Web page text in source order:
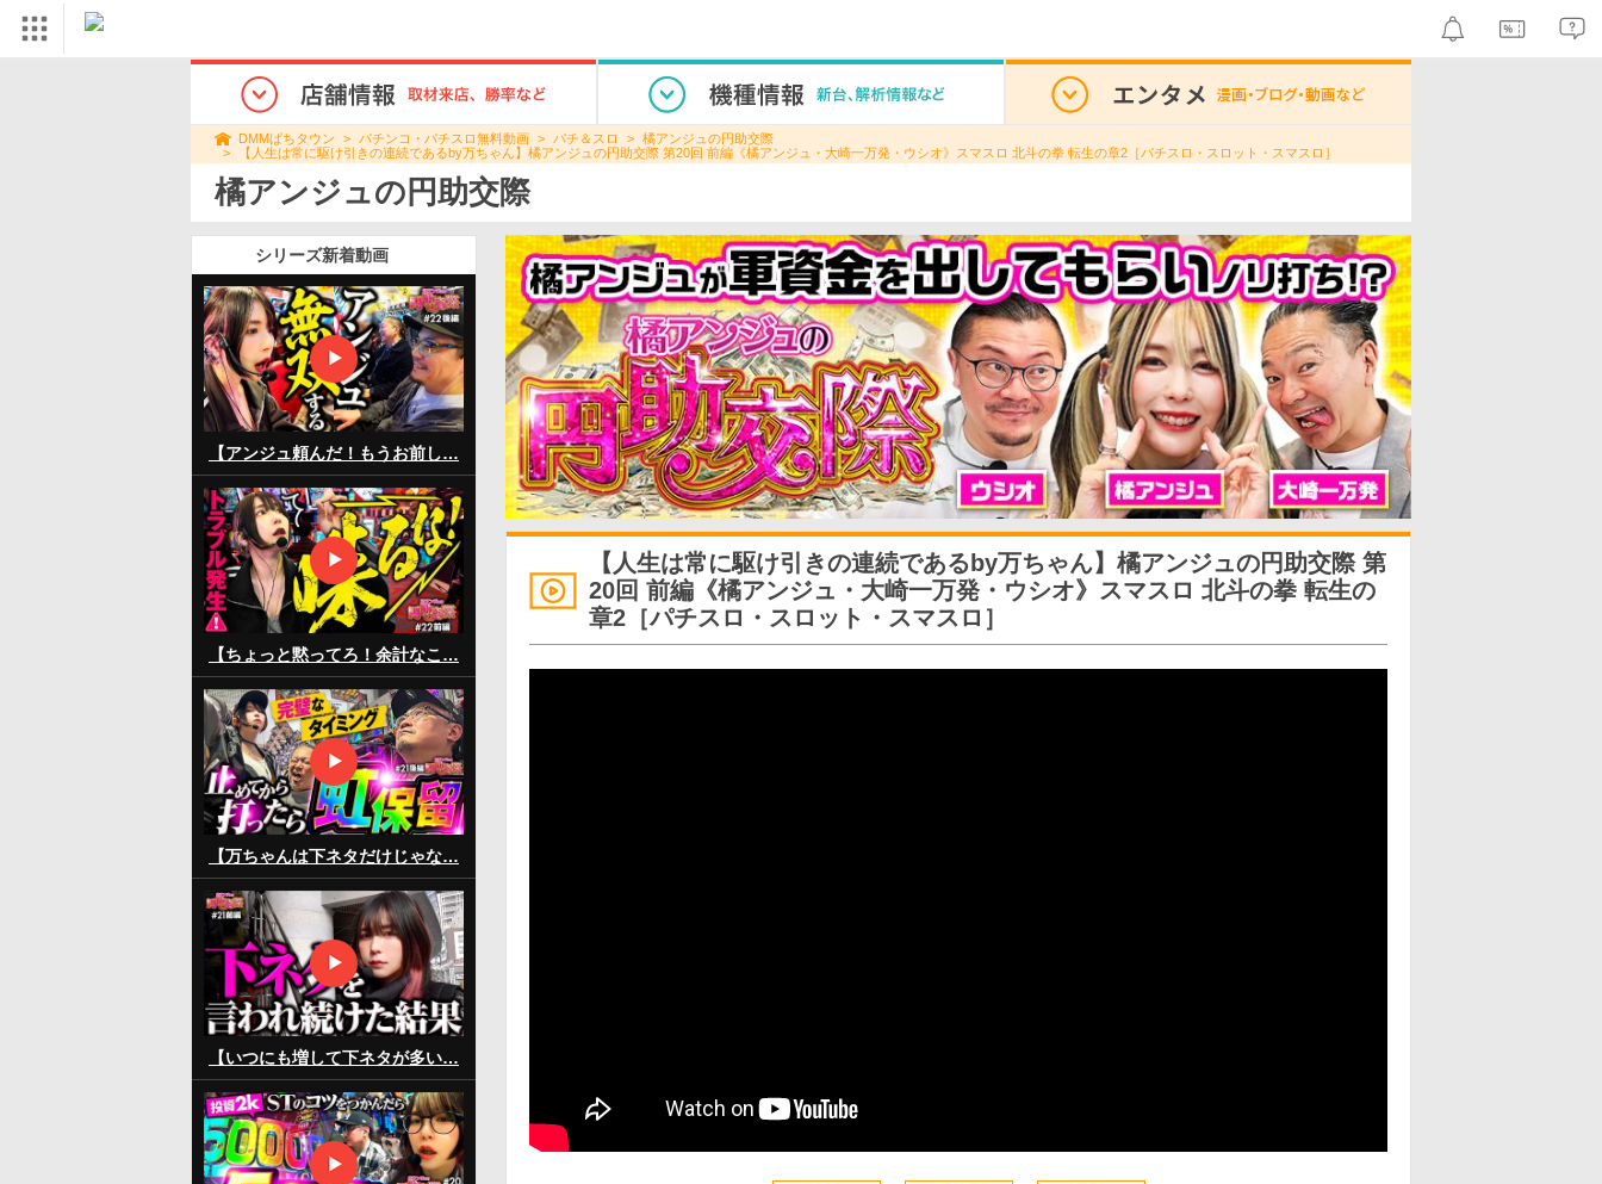
DMMぱちタウン パチンコ・パチスロ無料動画 パチ＆スロ
橘アンジュの円助交際
【人生は常に駆け引きの連続であるby万ちゃん】橘アンジュの円助交際 第20回 前編《橘アンジュ・大崎一万発・ウシオ》スマスロ 北斗の拳 転生の章2［パチスロ・スロット・スマスロ］
橘アンジュの円助交際
シリーズ新着動画
【アンジュ頼んだ！もうお前し…
【ちょっと黙ってろ！余計なこ…
【万ちゃんは下ネタだけじゃな…
【いつにも増して下ネタが多い…
【人生は常に駆け引きの連続であるby万ちゃん】橘アンジュの円助交際 第
20回 前編《橘アンジュ・大崎一万発・ウシオ》スマスロ 北斗の拳 転生の
章2［パチスロ・スロット・スマスロ］